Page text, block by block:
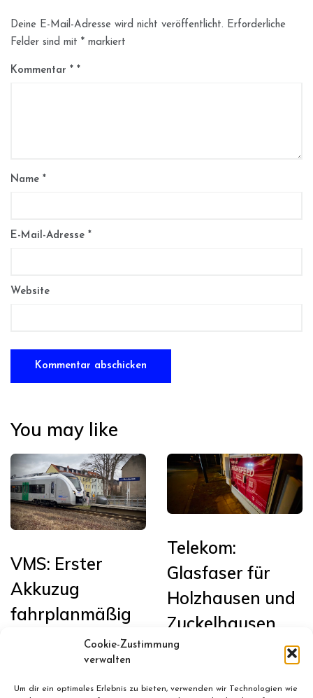
Cookie-Zustimmung
verwalten
Um dir ein optimales Erlebnis zu bieten, verwenden wir Technologien wie
Deine E-Mail-Adresse wird nicht veröffentlicht. Erforderliche
Felder sind mit * markiert
Kommentar *
Name *
E-Mail-Adresse *
Website
You may like
VMS: Erster
Akkuzug
fahrplanmäßig
in Sachsen auf
der Bahnstrecke
Leipzig <>
Telekom:
Glasfaser für
Holzhausen und
Zuckelhausen